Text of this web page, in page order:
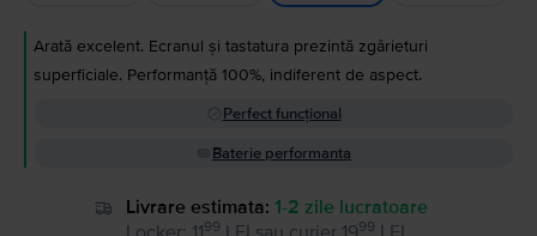
Arată excelent. Ecranul și tastatura prezintă zgârieturi
superficiale. Performanță 100%, indiferent de aspect.
Perfect funcțional
Baterie performanta
Livrare estimata: 1-2 zile lucratoare
99 99